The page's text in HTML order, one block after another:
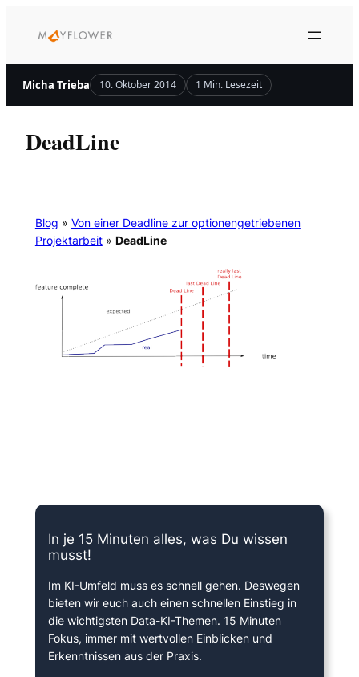
Inhalt
Micha Trieba 10. Oktober 2014 1 Min. Lesezeit
DeadLine
Blog » Von einer Deadline zur optionengetriebenen
Projektarbeit» DeadLine
In je 15 Minuten alles, was Du wissen
musst!
Im KI-Umfeld muss es schnell gehen. Deswegen
bieten wir euch auch einen schnellen Einstieg in
die wichtigsten Data-KI-Themen. 15 Minuten
Fokus, immer mit wertvollen Einblicken und
Erkenntnissen aus der Praxis.